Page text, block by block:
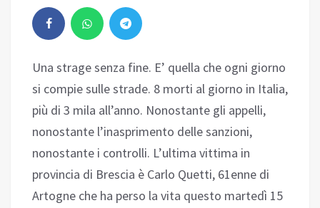
Una strage senza fine. E’ quella che ogni giorno
si compie sulle strade. 8 morti al giorno in Italia,
più di 3 mila all’anno. Nonostante gli appelli,
nonostante l’inasprimento delle sanzioni,
nonostante i controlli. L’ultima vittima in
provincia di Brescia è Carlo Quetti, 61enne di
Artogne che ha perso la vita questo martedì 15